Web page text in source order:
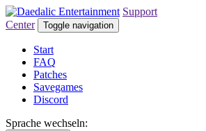
Support
Center
Toggle navigation
Start
FAQ
Patches
Savegames
Discord
Sprache wechseln: